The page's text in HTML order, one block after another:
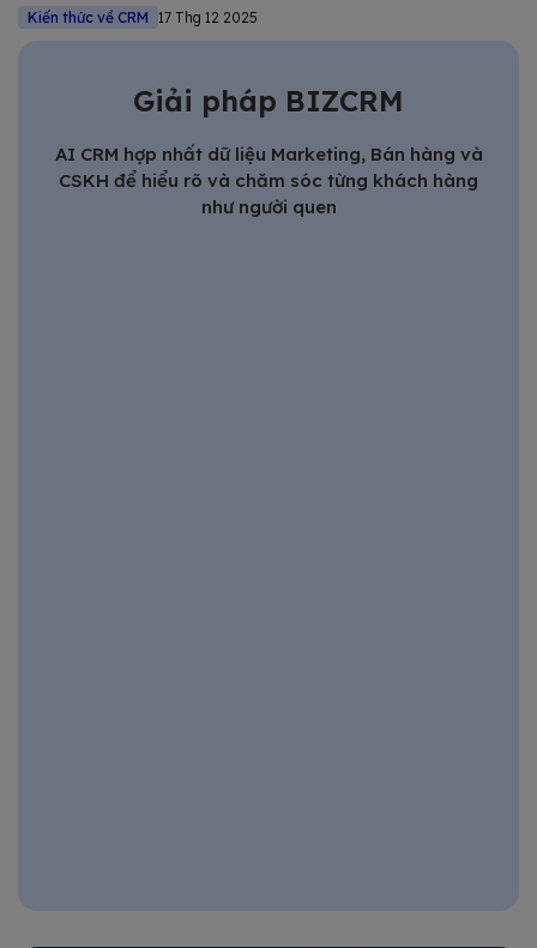
Kiến thức về CRM 17 Thg 12 2025
Giải pháp BIZCRM
AI CRM hợp nhất dữ liệu Marketing, Bán hàng và
CSKH để hiểu rõ và chăm sóc từng khách hàng
như người quen